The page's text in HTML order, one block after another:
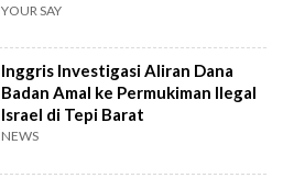
YOUR SAY
Inggris Investigasi Aliran Dana
Badan Amal ke Permukiman Ilegal
Israel di Tepi Barat
NEWS